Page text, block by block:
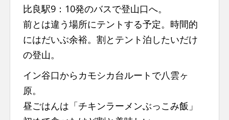
比良駅9：10発のバスで登山口へ。
前とは違う場所にテントする予定。時間的
にはだいぶ余裕。割とテント泊したいだけ
の登山。
イン谷口からカモシカ台ルートで八雲ヶ
原。
昼ごはんは「チキンラーメンぶっこみ飯」